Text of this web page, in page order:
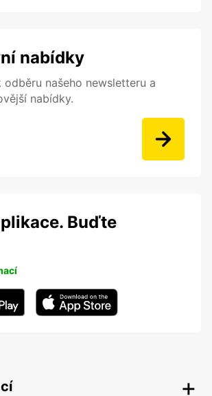
nabídky
odběru našeho newsletteru a
nabídky.
Buďte